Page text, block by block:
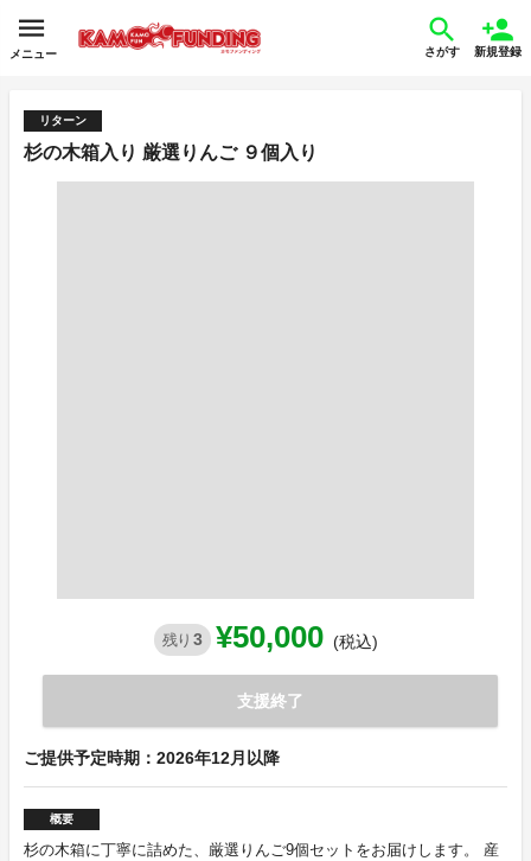
メニュー さがす 新規登録
リターン
杉の木箱入り 厳選りんご ９個入り
残り 3 ¥50,000 (税込)
支援終了
ご提供予定時期：2026年12月以降
概要
杉の木箱に丁寧に詰めた、厳選りんご9個セットをお届けします。 産